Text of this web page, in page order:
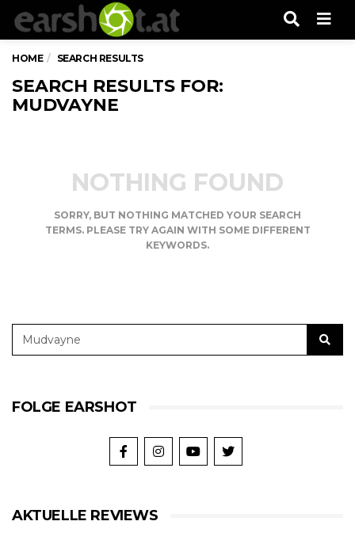
HOME SEARCH RESULTS
SEARCH RESULTS FOR:
MUDVAYNE
NOTHING FOUND
SORRY, BUT NOTHING MATCHED YOUR SEARCH
TERMS. PLEASE TRY AGAIN WITH SOME DIFFERENT
KEYWORDS.
FOLGE EARSHOT
AKTUELLE REVIEWS